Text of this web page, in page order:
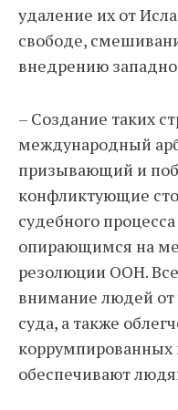
удаление их от
свободе,
внедрению
– Создание таких
международный
призывающий и
конфликтующие
судебного
опирающимся на
резолюции ООН. Все
внимание людей от
суда, а также
коррумпированных
обеспечивают